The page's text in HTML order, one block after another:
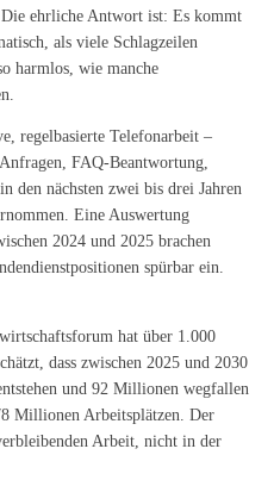
ehrliche Antwort ist: Es kommt
als viele Schlagzeilen
harmlos, wie manche
regelbasierte Telefonarbeit –
FAQ-Beantwortung,
den nächsten zwei bis drei Jahren
Eine Auswertung
2024 und 2025 brachen
spürbar ein.
hat über 1.000
dass zwischen 2025 und 2030
und 92 Millionen wegfallen
Millionen Arbeitsplätzen. Der
Arbeit, nicht in der